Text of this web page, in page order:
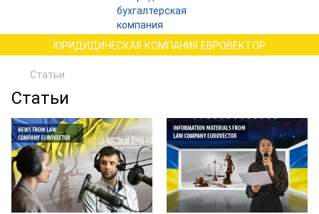
ЮРИДИДИЧЕСКАЯ КОМПАНИЯ ЕВРОВЕКТОР
Статьи
Статьи